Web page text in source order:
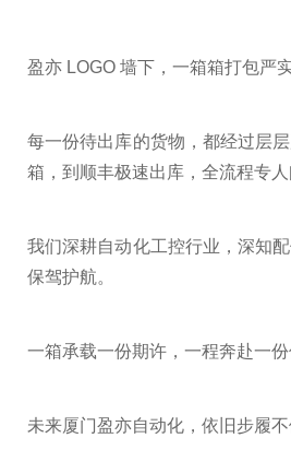
盈亦 LOGO 墙下，一箱箱打包严
每一份待出库的货物，都经过层
箱，到顺丰极速出库，全流程专
我们深耕自动化工控行业，深知
保驾护航。
一箱承载一份期许，一程奔赴一
未来厦门盈亦自动化，依旧步履